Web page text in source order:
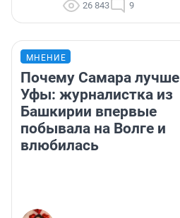
26 843 9
МНЕНИЕ
Почему Самара лучше
Уфы: журналистка из
Башкирии впервые
побывала на Волге и
влюбилась